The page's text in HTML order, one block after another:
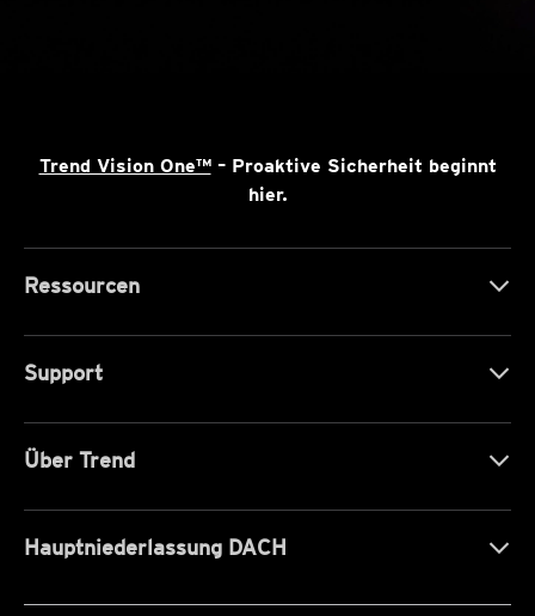
Trend Vision One™– Proaktive Sicherheit beginnt
hier.
Ressourcen
Support
Über Trend
Hauptniederlassung DACH